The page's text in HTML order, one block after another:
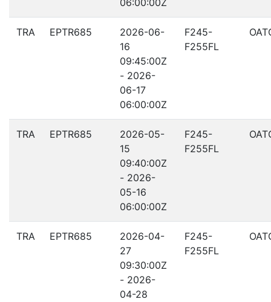
06:00:00Z
TRA EPTR685
2026-06-
16
09:45:00Z
- 2026-
06-17
06:00:00Z
F245-
F255FL
TRA EPTR685
2026-05-
15
09:40:00Z
- 2026-
05-16
06:00:00Z
F245-
F255FL
TRA EPTR685
2026-04-
27
09:30:00Z
- 2026-
04-28
F245-
F255FL